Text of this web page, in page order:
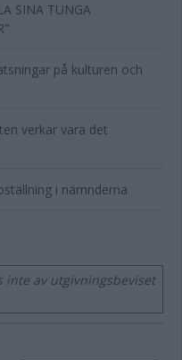
SINA TUNGA
på kulturen och
verkar vara det
i nämnderna
inte av utgivningsbeviset